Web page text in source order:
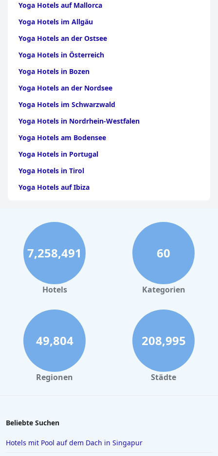
Yoga Hotels auf Mallorca
Yoga Hotels im Allgäu
Yoga Hotels an der Ostsee
Yoga Hotels in Österreich
Yoga Hotels in Bozen
Yoga Hotels an der Nordsee
Yoga Hotels im Schwarzwald
Yoga Hotels in Nordrhein-Westfalen
Yoga Hotels am Bodensee
Yoga Hotels in Portugal
Yoga Hotels in Tirol
Yoga Hotels auf Ibiza
Yoga Hotels in Baden Württemberg
Yoga Hotels in Hessen
Yoga Hotels in Bodenmais
Yoga Hotels auf Bali
Yoga Hotels in Schleswig Holstein
Yoga Hotels in Sri Lanka
Yoga Hotels in Hamburg
Yoga Hotels in Salzburg
Yoga Hotels in Marokko
7,258,491
Hotels
60
Kategorien
49,804
Regionen
208,995
Städte
Beliebte Suchen
Hotels mit Pool auf dem Dach in Singapur